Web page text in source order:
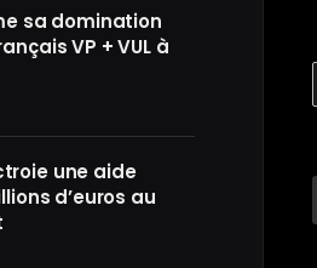
sa domination
VP + VUL à
une aide
d’euros au